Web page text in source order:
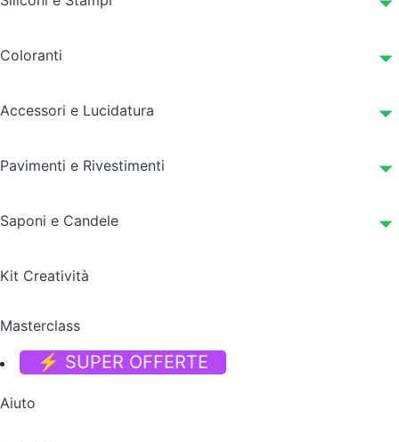
Coloranti
Accessori e Lucidatura
Pavimenti e Rivestimenti
Saponi e Candele
Kit Creatività
Masterclass
⚡ SUPER OFFERTE
Aiuto